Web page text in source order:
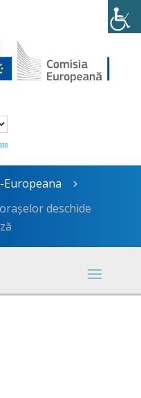
5
deschide